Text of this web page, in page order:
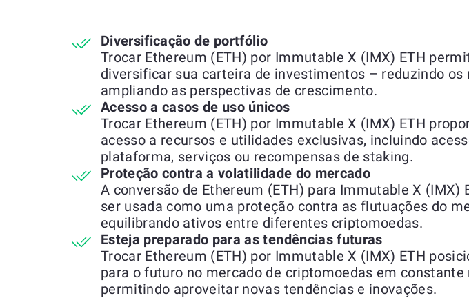
Diversificação de portfólio
Trocar Ethereum (ETH) por Immutable X (IMX) ETH
diversificar sua carteira de investimentos – reduzindo os
ampliando as perspectivas de crescimento.
Acesso a casos de uso únicos
Trocar Ethereum (ETH) por Immutable X (IMX) ETH
acesso a recursos e utilidades exclusivas, incluindo
plataforma, serviços ou recompensas de staking.
Proteção contra a volatilidade do mercado
A conversão de Ethereum (ETH) para Immutable X (IMX)
ser usada como uma proteção contra as flutuações do
equilibrando ativos entre diferentes criptomoedas.
Esteja preparado para as tendências futuras
Trocar Ethereum (ETH) por Immutable X (IMX) ETH
para o futuro no mercado de criptomoedas em constante
permitindo aproveitar novas tendências e inovações.